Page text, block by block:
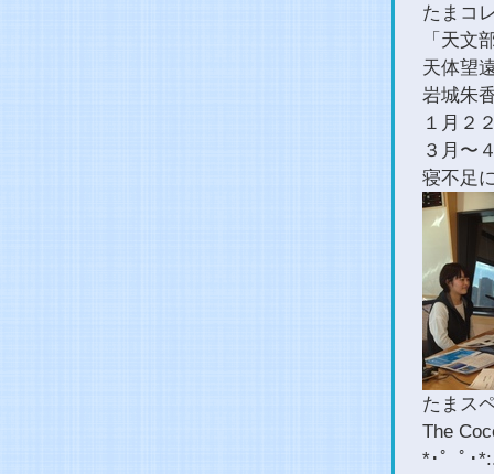
たまコ
「天文
天体望
岩城朱
１月２
３月〜
寝不足
たまス
The
*･゜ﾟ･